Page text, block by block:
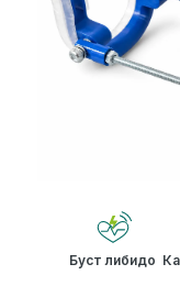
Буст либидо